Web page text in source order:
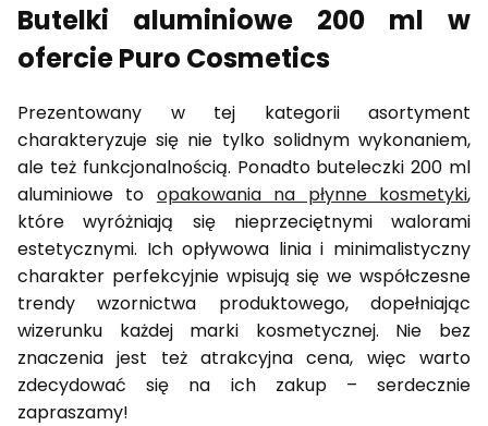
Butelki aluminiowe 200 ml w
ofercie Puro Cosmetics
Prezentowany w tej kategorii asortyment
charakteryzuje się nie tylko solidnym wykonaniem,
ale też funkcjonalnością. Ponadto buteleczki 200 ml
aluminiowe to opakowania na płynne kosmetyki,
które wyróżniają się nieprzeciętnymi walorami
estetycznymi. Ich opływowa linia i minimalistyczny
charakter perfekcyjnie wpisują się we współczesne
trendy wzornictwa produktowego, dopełniając
wizerunku każdej marki kosmetycznej. Nie bez
znaczenia jest też atrakcyjna cena, więc warto
zdecydować się na ich zakup – serdecznie
zapraszamy!